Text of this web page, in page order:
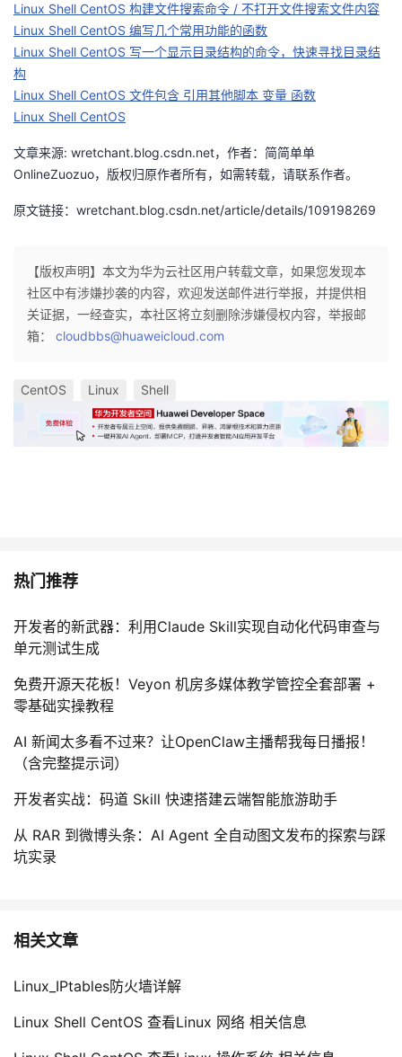
博
客
的
论
坛
我
的
圈
我
的
播
我
活
的
注
我
发
课
程
的
认
我
的
验
我
收
藏
的
Programs
我
的
术
支
云
声
议
Linux Shell CentOS 构建文件搜索命令 / 不打开文件搜索文件内容
Linux Shell CentOS 编写几个常用功能的函数
Linux Shell CentOS 写一个显示目录结构的命令，快速寻找目录结
构
Linux Shell CentOS 文件包含 引用其他脚本 变量 函数
Linux Shell CentOS
文章来源: wretchant.blog.csdn.net，作者：简简单单
OnlineZuozuo，版权归原作者所有，如需转载，请联系作者。
原文链接：wretchant.blog.csdn.net/article/details/109198269
【版权声明】本文为华为云社区用户转载文章，如果您发现本
社区中有涉嫌抄袭的内容，欢迎发送邮件进行举报，并提供相
关证据，一经查实，本社区将立刻删除涉嫌侵权内容，举报邮
箱： cloudbbs@huaweicloud.com
CentOS Linux Shell
热门推荐
开发者的新武器：利用Claude Skill实现自动化代码审查与
单元测试生成
免费开源天花板！Veyon 机房多媒体教学管控全套部署 +
零基础实操教程
AI 新闻太多看不过来？让OpenClaw主播帮我每日播报！
（含完整提示词）
开发者实战：码道 Skill 快速搭建云端智能旅游助手
从 RAR 到微博头条：AI Agent 全自动图文发布的探索与踩
坑实录
相关文章
Linux_IPtables防火墙详解
Linux Shell CentOS 查看Linux 网络 相关信息